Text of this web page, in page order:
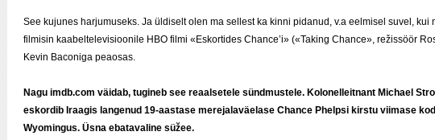
See kujunes harjumuseks. Ja üldiselt olen ma sellest ka kinni pidanud, v.a eelmisel suvel, kui
filmisin kaabeltelevisioonile HBO filmi «Eskortides Chance’i» («Taking Chance», režissöör
Kevin Baconiga peaosas.
Nagu imdb.com väidab, tugineb see reaalsetele sündmustele. Kolonelleitnant Michael
eskordib Iraagis langenud 19-aastase merejalaväelase Chance Phelpsi kirstu viimase
Wyomingus. Üsna ebatavaline süžee.